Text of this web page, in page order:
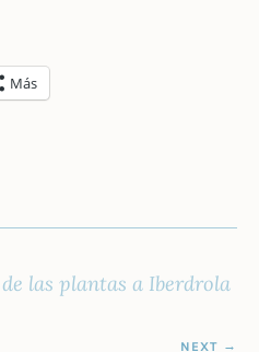
Más
las plantas a Iberdrola
NEXT